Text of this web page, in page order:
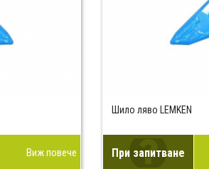
Виж повече
Шило ляво LEMKEN
При запитване